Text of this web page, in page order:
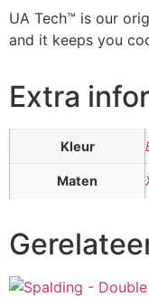
UA Tech™ is our
and it keeps you
Extra
Kleur
Maten